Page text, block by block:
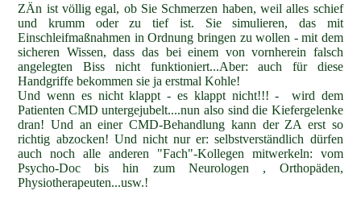
ZÄn ist völlig egal, ob Sie Schmerzen haben, weil alles schief
und krumm oder zu tief ist. Sie simulieren, das mit
Einschleifmaßnahmen in Ordnung bringen zu wollen - mit dem
sicheren Wissen, dass das bei einem von vornherein falsch
angelegten Biss nicht funktioniert...Aber: auch für diese
Handgriffe bekommen sie ja erstmal Kohle!
Und wenn es nicht klappt - es klappt nicht!!! - wird dem
Patienten CMD untergejubelt....nun also sind die Kiefergelenke
dran! Und an einer CMD-Behandlung kann der ZA erst so
richtig abzocken! Und nicht nur er: selbstverständlich dürfen
auch noch alle anderen "Fach"-Kollegen mitwerkeln: vom
Psycho-Doc bis hin zum Neurologen , Orthopäden,
Physiotherapeuten...usw.!